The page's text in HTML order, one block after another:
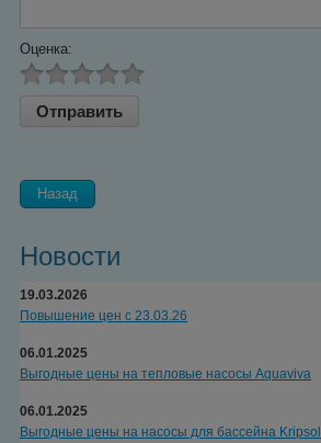
Новости
19.03.2026
Повышение цен с 23.03.26
06.01.2025
Выгодные цены на тепловые насосы Aquaviva
06.01.2025
Выгодные цены на насосы для бассейна Kripsol
Оценка:
Назад